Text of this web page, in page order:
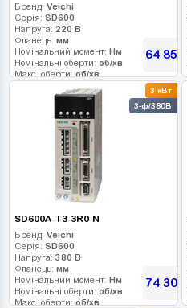
Бренд: Veichi
Серія: SD600
Напруга: 220 В
Фланець: мм
Номінальний момент: Нм
Номінальні оберти: об/хв
Макс. оберти: об/хв
64 854
3 кВт
3-ф/380В
SD600A-T3-3R0-N
Бренд: Veichi
Серія: SD600
Напруга:380 В
Фланець: мм
Номінальний момент: Нм
Номінальні оберти: об/хв
Макс. оберти: об/хв
74 304